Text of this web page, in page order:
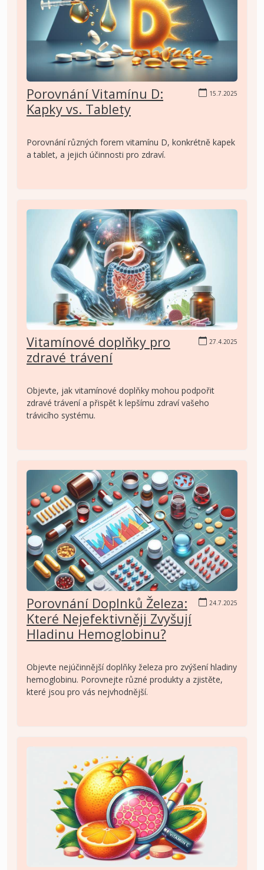
15.7.2025
Porovnání Vitamínu D:
Kapky vs. Tablety
Porovnání různých forem vitamínu D, konkrétně kapek
a tablet, a jejich účinnosti pro zdraví.
27.4.2025
Vitamínové doplňky pro
zdravé trávení
Objevte, jak vitamínové doplňky mohou podpořit
zdravé trávení a přispět k lepšímu zdraví vašeho
trávicího systému.
24.7.2025
Porovnání Doplnků Železa:
Které Nejefektivněji Zvyšují
Hladinu Hemoglobinu?
Objevte nejúčinnější doplňky železa pro zvýšení hladiny
hemoglobinu. Porovnejte různé produkty a zjistěte,
které jsou pro vás nejvhodnější.